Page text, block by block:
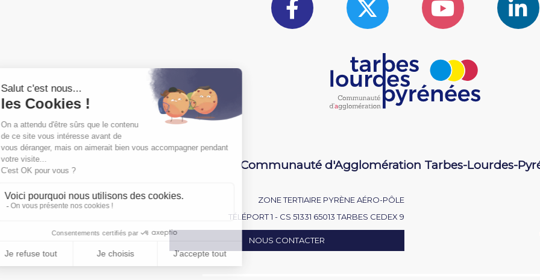
Communauté d'Agglomération Tarbes-Lourdes-
ZONE TERTIAIRE PYRÈNE AÉRO-PÔLE
TÉLÉPORT 1 - CS 51331 65013 TARBES CEDEX 9
NOUS CONTACTER